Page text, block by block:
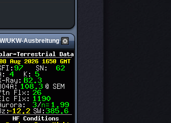
UKW-Ausbreitung